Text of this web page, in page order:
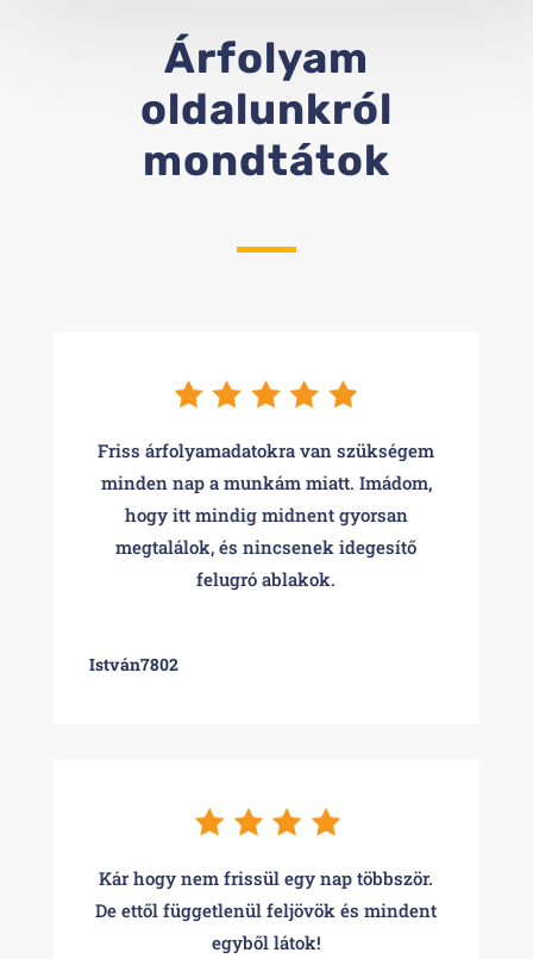
Árfolyam
oldalunkról
mondtátok
Friss árfolyamadatokra van szükségem
minden nap a munkám miatt. Imádom,
hogy itt mindig midnent gyorsan
megtalálok, és nincsenek idegesítő
felugró ablakok.
István7802
Kár hogy nem frissül egy nap többször.
De ettől függetlenül feljövök és mindent
egyből látok!